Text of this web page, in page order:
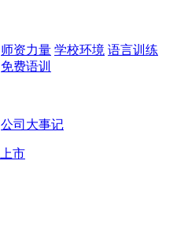
师资力量 学校环境 语言训练
免费语训
公司大事记